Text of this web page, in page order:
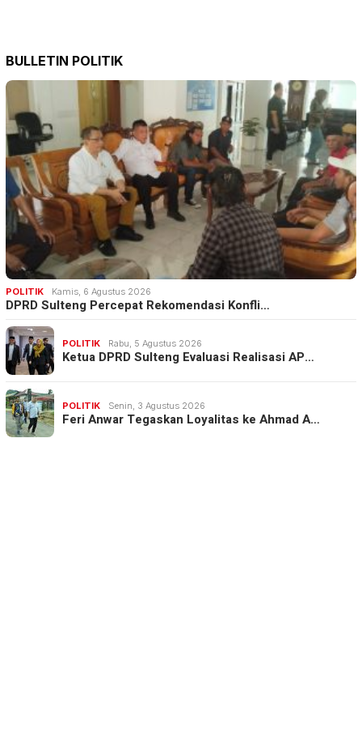
BULLETIN POLITIK
POLITIK Kamis, 6 Agustus 2026
DPRD Sulteng Percepat Rekomendasi Konfli…
POLITIK Rabu, 5 Agustus 2026
Ketua DPRD Sulteng Evaluasi Realisasi AP…
POLITIK Senin, 3 Agustus 2026
Feri Anwar Tegaskan Loyalitas ke Ahmad A…